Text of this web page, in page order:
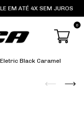
ATÉ 4X SEM JUROS
0
Black Caramel